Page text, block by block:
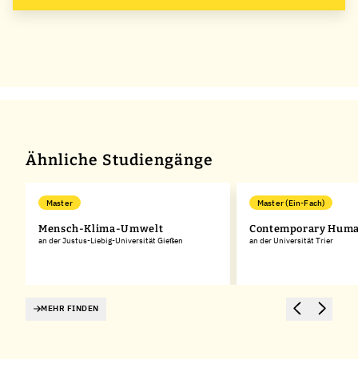
Ähnliche Studiengänge
Master
Mensch-Klima-Umwelt
an der Justus-Liebig-Universität Gießen
Master (Ein-Fach)
Contemporary
an der Universität Trier
MEHR FINDEN